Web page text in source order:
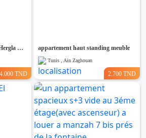
(S+1) Directe Promoteur à Hergla Lotissement AFH
TND
appartement haut standing meuble
Tunis , Ain Zaghouan
2.700 TND